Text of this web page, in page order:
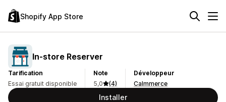
Shopify App Store
In‑store Reserver
Tarification
Essai gratuit disponible
Note
5,0
(4)
Développeur
Calmmerce
Installer